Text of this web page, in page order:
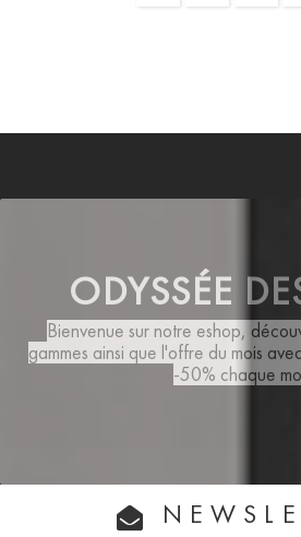
ODYSSÉE
Bienvenue sur notre eshop,
gammes ainsi que l'offre du mois
-50% chaque